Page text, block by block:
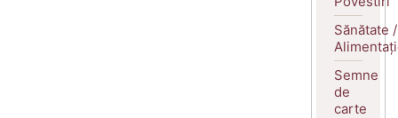
Sănătate /
Semne
de
carte